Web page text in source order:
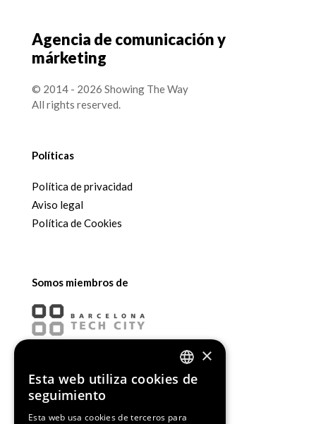
Agencia de comunicación y
márketing
© 2014 - 2026 Showing The Way
All rights reserved.
Políticas
Política de privacidad
Aviso legal
Política de Cookies
Somos miembros de
ENGLISH
×
Esta web utiliza cookies de
seguimiento
Esta web usa cookies de terceros para